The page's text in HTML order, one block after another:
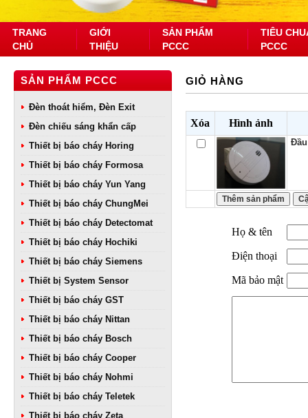
TRANG
CHỦ
GIỚI
THIỆU
SẢN PHẨM
PCCC
TIÊU
PCCC
SẢN PHẨM PCCC
Đèn thoát hiểm, Đèn Exit
Đèn chiếu sáng khẩn cấp
Thiết bị báo cháy Horing
Thiết bị báo cháy Formosa
Thiết bị báo cháy Yun Yang
Thiết bị báo cháy ChungMei
Thiết bị báo cháy Detectomat
Thiết bị báo cháy Hochiki
Thiết bị báo cháy Siemens
Thiết bị System Sensor
Thiết bị báo cháy GST
Thiết bị báo cháy Nittan
Thiết bị báo cháy Bosch
Thiết bị báo cháy Cooper
Thiết bị báo cháy Nohmi
Thiết bị báo cháy Teletek
Thiết bị báo cháy Zeta
GIỎ HÀNG
Xóa Hình ảnh
Họ & tên
Điện thoại
Mã bảo mật